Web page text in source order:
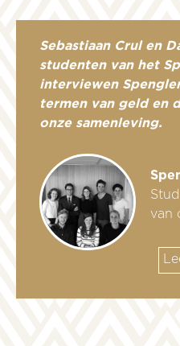
Sebastiaan Crul en
studenten van het
interviewen
termen van geld en
onze samenleving.
van